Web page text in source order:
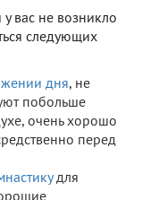
вас не возникло
следующих
дня, не
побольше
очень хорошо
перед
для